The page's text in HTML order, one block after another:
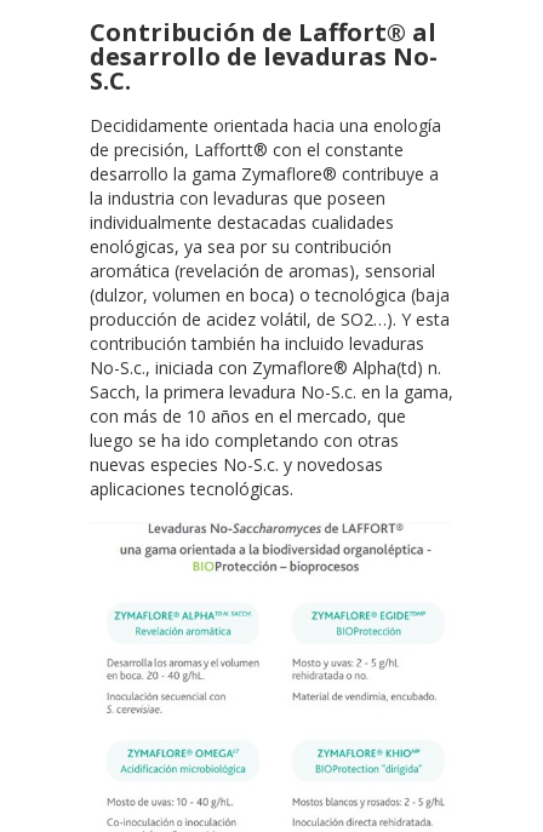
Contribución de Laffort® al
desarrollo de levaduras No-
S.C.
Decididamente orientada hacia una enología
de precisión, Laffortt® con el constante
desarrollo la gama Zymaflore® contribuye a
la industria con levaduras que poseen
individualmente destacadas cualidades
enológicas, ya sea por su contribución
aromática (revelación de aromas), sensorial
(dulzor, volumen en boca) o tecnológica (baja
producción de acidez volátil, de SO2…). Y esta
contribución también ha incluido levaduras
No-S.c., iniciada con Zymaflore® Alpha(td) n.
Sacch, la primera levadura No-S.c. en la gama,
con más de 10 años en el mercado, que
luego se ha ido completando con otras
nuevas especies No-S.c. y novedosas
aplicaciones tecnológicas.